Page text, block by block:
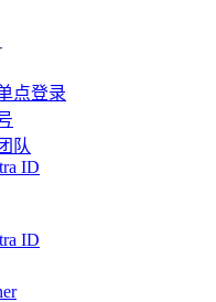
点登录
队
ID
ID